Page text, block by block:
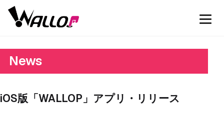
News
iOS版「WALLOP」アプリ・リリース